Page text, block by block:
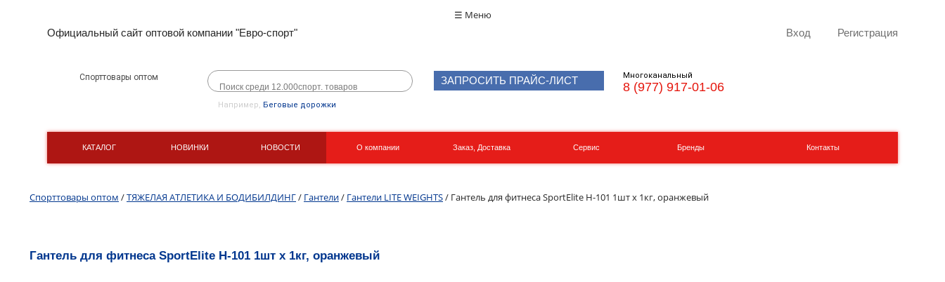
☰ Меню
Официальный сайт оптовой компании "Евро-спорт" Вход Регистрация
Спорттовары оптом
Например, Беговые дорожки
ЗАПРОСИТЬ ПРАЙС-ЛИСТ Многоканальный
8 (977) 917-01-06
КАТАЛОГ НОВИНКИ НОВОСТИ О компании Заказ, Доставка Сервис Бренды Контакты
Спорттовары оптом /ТЯЖЕЛАЯ АТЛЕТИКА И БОДИБИЛДИНГ/ Гантели/ Гантели LITE WEIGHTS/ Гантель для фитнеса SportElite H-101 1шт х 1кг, оранжевый
Гантель для фитнеса SportElite H-101 1шт х 1кг, оранжевый